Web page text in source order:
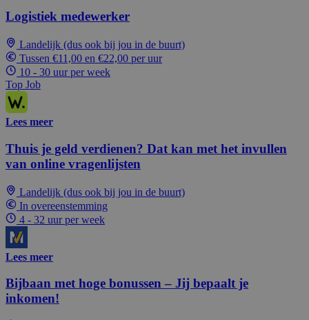
Logistiek medewerker
Landelijk (dus ook bij jou in de buurt)
Tussen €11,00 en €22,00 per uur
10 - 30 uur per week
Top Job
Lees meer
Thuis je geld verdienen? Dat kan met het invullen
van online vragenlijsten
Landelijk (dus ook bij jou in de buurt)
In overeenstemming
4 - 32 uur per week
Lees meer
Bijbaan met hoge bonussen – Jij bepaalt je
inkomen!